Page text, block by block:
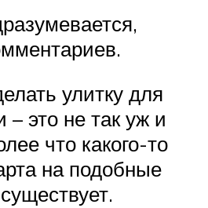
улитку для
– это не так уж и
что какого-то
на подобные